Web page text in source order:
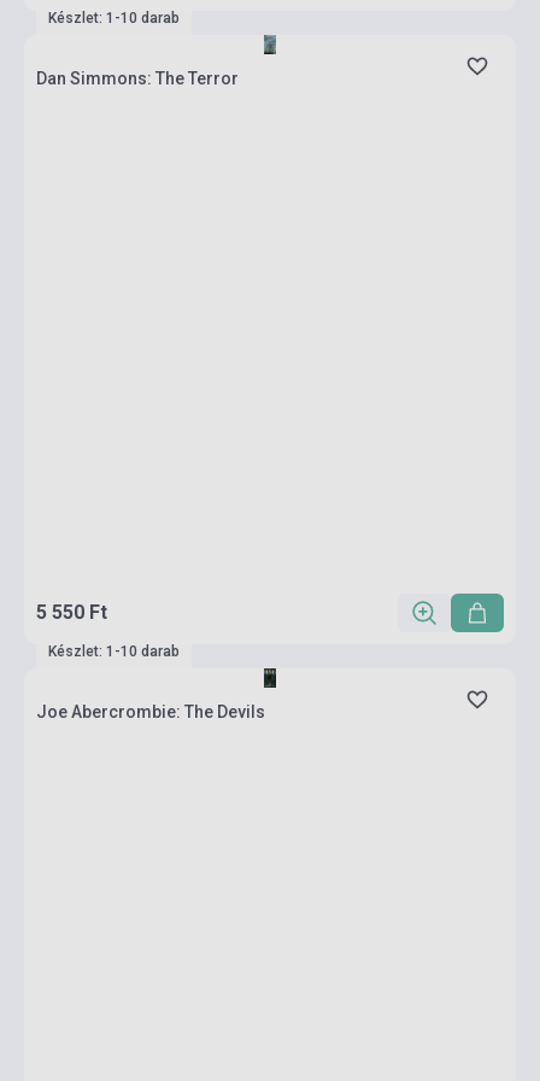
Készlet: 1-10 darab
Dan Simmons: The Terror
5 550 Ft
Készlet: 1-10 darab
Joe Abercrombie: The Devils